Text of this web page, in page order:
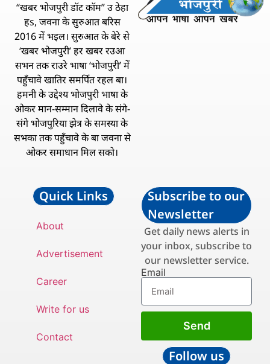
“खबर भोजपुरी डॉट कॉम” उ ठेहा
हs, जवना के सुरुआत बरिस
2016 में भइल। सुरुआत के बेरे से
‘खबर भोजपुरी’ हर खबर रउआ
सभन तक राउरे भाषा ‘भोजपुरी’ में
पहुँचावे खातिर समर्पित रहल बा।
हमनी के उद्देश्य भोजपुरी भाषा के
ओकर मान-सम्मान दिलावे के संगे-
संगे भोजपुरिया झेत्र के समस्या के
सभका तक पहुँचावे के बा जवना से
ओकर समाधान मिल सको।
Quick Links
About
Advertisement
Career
Write for us
Contact
Subscribe to our
Newsletter
Get daily news alerts in
your inbox, subscribe to
our newsletter service.
Email
Send
Follow us